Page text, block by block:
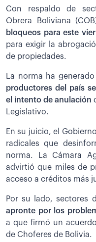
Con respaldo de
Obrera Boliviana
bloqueos para este
para exigir la
de propiedades.
La norma ha
productores del país
el intento de anulación
Legislativo.
En su juicio, el
radicales que
norma. La Cámara
advirtió que miles de
acceso a créditos más
Por su lado, sectores
apronte por los
a que firmó un
de Choferes de Bolivia.